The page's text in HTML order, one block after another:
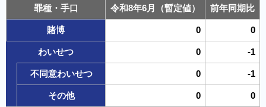
罪種・手口 令和8年6月（暫定値） 前年同期比
賭博 0 0
わいせつ 0 -1
不同意わいせつ 0 -1
その他 0 0